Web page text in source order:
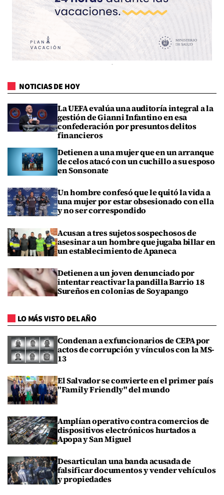
NOTICIAS DE HOY
La UEFA evalúa una auditoría integral a la
gestión de Gianni Infantino en esa
confederación por presuntos delitos
financieros
Detienen a una mujer que en un arranque
de celos atacó con un cuchillo a su esposo
en Sonsonate
Un hombre confesó que le quitó la vida a
una mujer por estar obsesionado con ella
y no ser correspondido
Acusan a tres sujetos sospechosos de
asesinar a un hombre que jugaba billar en
un establecimiento de Apaneca
Detienen a un joven denunciado por
intentar reactivar la pandilla Barrio 18
Sureños en colonias de Soyapango
LO MÁS VISTO DEL AÑO
Condenan a exfuncionarios de CEPA por
actos de corrupción y vínculos con la MS-
13
El Salvador se convierte en el primer país
"Family Friendly" del mundo
Amplían operativo contra comercios de
dispositivos electrónicos hurtados a
Apopa y San Miguel
Desarticulan una banda acusada de
falsificar documentos y vender vehículos
y propiedades